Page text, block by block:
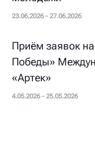
23.06.2026 - 27.06.2026
Приём заявок
Победы»
«Артек»
4.05.2026 - 25.05.2026